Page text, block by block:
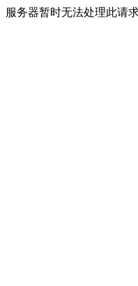
服务器暂时无法处理此请